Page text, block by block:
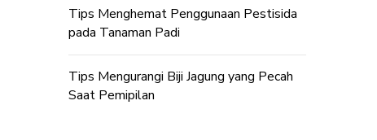
Tips Menghemat Penggunaan Pestisida
pada Tanaman Padi
Tips Mengurangi Biji Jagung yang Pecah
Saat Pemipilan